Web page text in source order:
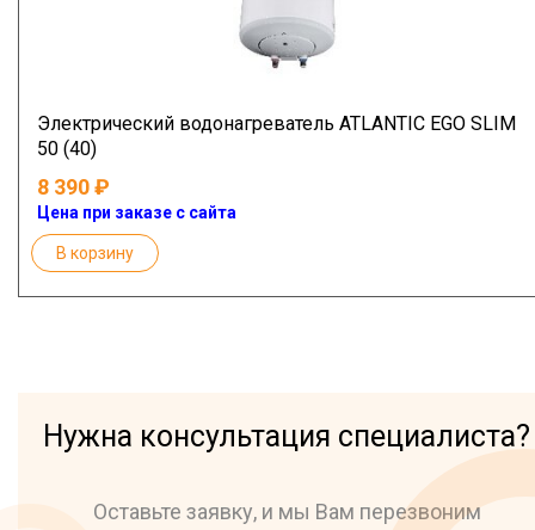
Электрический водонагреватель ATLANTIC EGO SLIM
50 (40)
8 390
Цена при заказе с сайта
В корзину
Нужна консультация специалиста?
Оставьте заявку, и мы Вам перезвоним